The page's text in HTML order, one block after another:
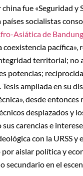
fue «Seguridad y
socialistas
Asiática de
territorial; no
potencias;
ampliada en su
desde
desplazados y
carencias e
con la URSS
aislar política y
secundario en el